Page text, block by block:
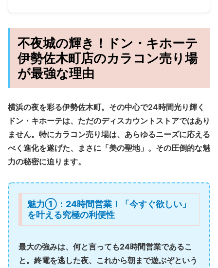
不夜城の輝き！ドン・キホーテ
伊勢佐木町店のカラコン売り場
が最強な理由
横浜の夜を彩る伊勢佐木町。その中心で24時間光り輝く
ドン・キホーテは、ただのディスカウントストアではあり
ません。特にカラコン売り場は、あらゆるニーズに応える
べく進化を遂げた、まさに「美の聖地」。その圧倒的な魅
力の秘密に迫ります。
魅力①：24時間営業！「今すぐ欲しい」
を叶える究極の利便性
最大の強みは、何と言っても24時間営業であるこ
と。終電を逃した夜、これから朝まで遊ぶぞという